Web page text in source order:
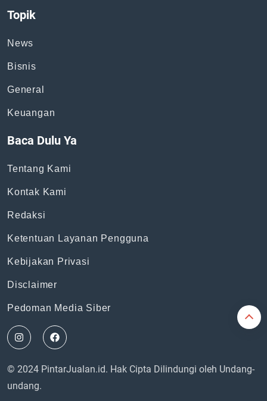
Topik
News
Bisnis
General
Keuangan
Baca Dulu Ya
Tentang Kami
Kontak Kami
Redaksi
Ketentuan Layanan Pengguna
Kebijakan Privasi
Disclaimer
Pedoman Media Siber
© 2024 PintarJualan.id. Hak Cipta Dilindungi oleh Undang-
undang.